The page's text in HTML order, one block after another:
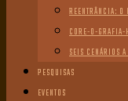
REENTRÂNCIA: O
CORE-O-GRAFIA-
SEIS CENÁRIOS
PESQUISAS
EVENTOS